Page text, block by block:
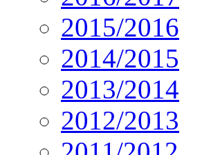
2015/2016
2014/2015
2013/2014
2012/2013